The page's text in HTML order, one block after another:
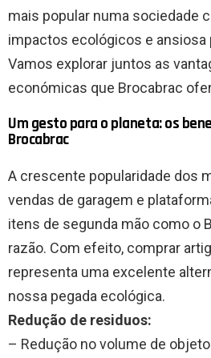
mais popular numa sociedade
impactos ecológicos e ansiosa
Vamos explorar juntos as
económicas que Brocabrac
Um gesto para o planeta: os
Brocabrac
A crescente popularidade dos
vendas de garagem e
itens de segunda mão como o
razão. Com efeito, comprar
representa uma excelente
nossa pegada ecológica.
Redução de residuos:
– Redução no volume de